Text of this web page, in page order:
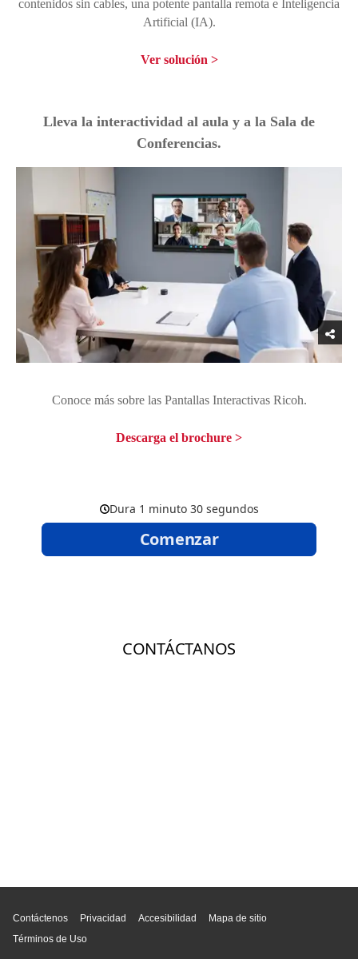
contenidos sin cables, una potente pantalla remota e Inteligencia
Artificial (IA).
Ver solución
Lleva la interactividad al aula y a la Sala de
Conferencias.
Conoce más sobre las Pantallas Interactivas Ricoh.
Descarga el brochure
Contáctenos Privacidad Accesibilidad
Mapa de sitio
Términos de Uso